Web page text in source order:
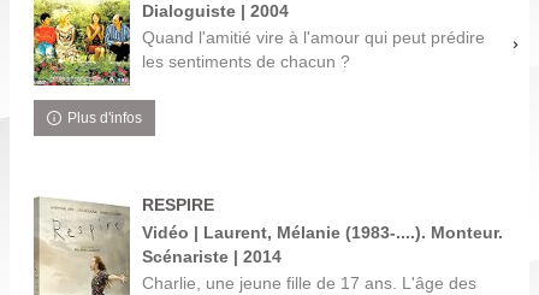
Dialoguiste | 2004
Quand l'amitié vire à l'amour qui peut prédire
les sentiments de chacun ?
Plus d'infos
RESPIRE
Vidéo | Laurent, Mélanie (1983-....). Monteur.
Scénariste | 2014
Charlie, une jeune fille de 17 ans. L'âge des